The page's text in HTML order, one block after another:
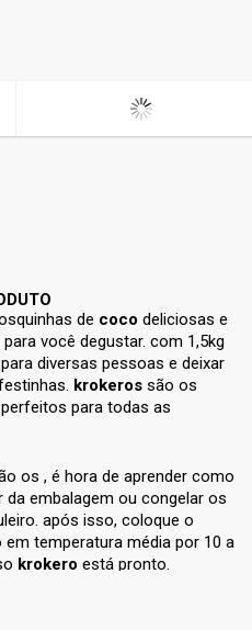
de coco deliciosas e
você degustar. com 1,5kg
diversas pessoas e deixar
krokeros são os
para todas as
os , é hora de aprender como
embalagem ou congelar os
após isso, coloque o
temperatura média por 10 a
krokero está pronto.